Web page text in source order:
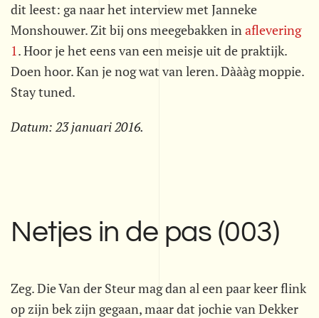
dit leest: ga naar het interview met Janneke
Monshouwer. Zit bij ons meegebakken inaflevering
1. Hoor je het eens van een meisje uit de praktijk.
Doen hoor. Kan je nog wat van leren. Dàààg moppie.
Stay tuned.
Datum: 23 januari 2016.
Netjes in de pas (003)
Zeg. Die Van der Steur mag dan al een paar keer flink
op zijn bek zijn gegaan, maar dat jochie van Dekker